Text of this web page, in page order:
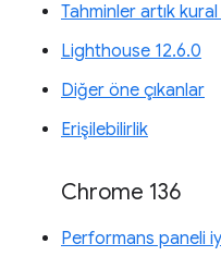
Tahminler artık
Lighthouse 12.6.0
Diğer öne çıkanlar
Erişilebilirlik
Chrome 136
Performans paneli